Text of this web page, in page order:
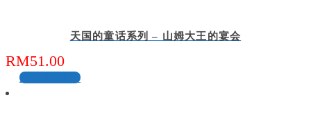
天国的童话系列 – 山姆大王的宴会
RM51.00
加入购物车